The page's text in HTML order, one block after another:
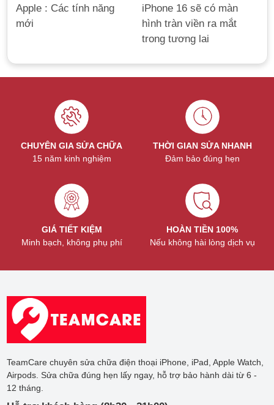
Apple : Các tính năng
mới
iPhone 16 sẽ có màn
hình tràn viền ra mắt
trong tương lai
CHUYÊN GIA SỬA CHỮA
15 năm kinh nghiệm
THỜI GIAN SỬA NHANH
Đảm bảo đúng hẹn
GIÁ TIẾT KIỆM
Minh bạch, không phụ phí
HOÀN TIỀN 100%
Nếu không hài lòng dịch vụ
TeamCare chuyên sửa chữa điện thoại iPhone, iPad, Apple Watch,
Airpods. Sửa chữa đúng hẹn lấy ngay, hỗ trợ bảo hành dài từ 6 -
12 tháng.